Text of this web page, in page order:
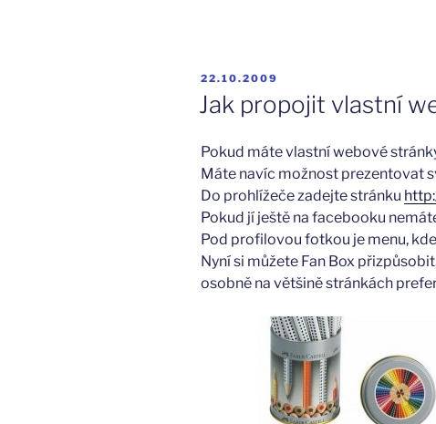
PUBLIKOVÁNO
22.10.2009
Jak propojit vlastní
Pokud máte vlastní webové
Máte navíc možnost prezentovat
Do prohlížeče zadejte stránku
Pokud jí ještě na facebooku
Pod profilovou fotkou je menu,
Nyní si můžete Fan Box
osobně na většině stránkách